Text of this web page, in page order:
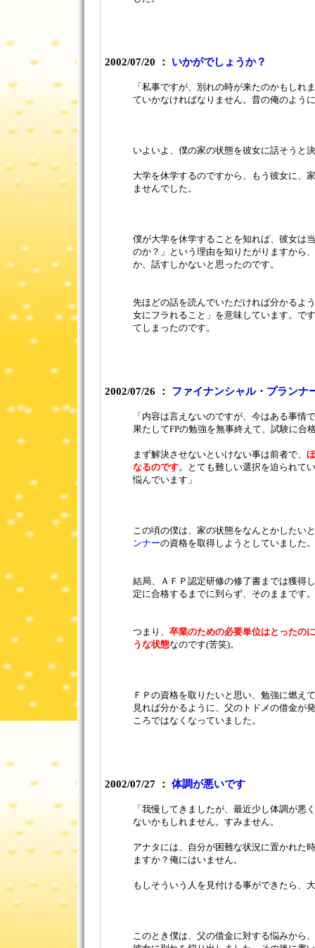
2002/07/20 ： いかがでしょうか？
「私事ですが、別れの時が来たのかもしれ
ていかなければなりません。昔の俺のよう
いよいよ、僕の家の状態を彼女に話そうと
大学を休学するのですから、もう彼女に、
ませんでした。
僕が大学を休学することを知れば、彼女は
のか？」という理由を知りたがりますから
か、話すしかないと思ったのです。
先ほどの話を読んでいただければ分かるよ
女にフラれること」を意味しています。で
てしまったのです。
2002/07/26 ： ファイナンシャル・プランナ
「内容は言えないのですが、今はある事情
果たしてFPの勉強を無事終えて、試験に合
まず解決させないといけない事は前者で、
なるのです。とても難しい選択を迫られて
悩んでいます」
この頃の僕は、家の状態をなんとかしたい
ンナーの資格を取得しようとしていました。
結局、ＡＦＰ認定研修の修了書までは獲得
定に合格するまでに到らず、そのままです。
つまり、 卒業のための必要単位はとったの
うな状態なのです(苦笑)。
ＦＰの資格を取りたいと思い、勉強に燃え
見れば分かるように、父のトドメの借金が
ころではなくなっていました。
2002/07/27 ： 体調が悪いです
「我慢してきましたが、最近少し体調が悪
ないかもしれません。すみません。
アナタには、自分が困難な状況に置かれた
ますか？俺にはいません。
もしそういう人を見付ける事ができたら、
このとき僕は、父の借金に対する悩みから